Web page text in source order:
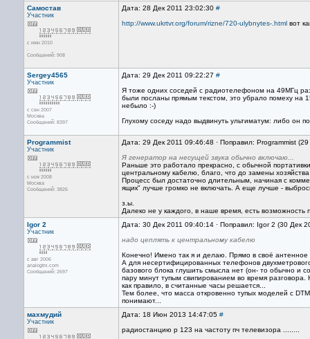
Самостав
Участник
с июн 2010
.
Сообщений: 908
Дата: 28 Дек 2011 23:02:30 #
http://www.ukrtvr.org/forum/rizne/720-ulybnytes-.html вот
Sergey4565
Участник
с сен 2007
Москва
Сообщений: 8397
Дата: 29 Дек 2011 09:22:27 #
Я тоже одних соседей с радиотелефоном на 49МГц
были посланы прямым текстом, это убрало помеху на
небыло :-)
Глухому соседу надо выдвинуть ультиматум: либо он
Programmist
Участник
с ноя 2008
Москва
Сообщений: 3826
Дата: 29 Дек 2011 09:46:48 · Поправил: Programmist
Я генератор на несущей звука обычно включаю...
Раньше это работало прекрасно, с обычной
центральному кабелю, благо, что до замены
Процесс был достаточно длительным, начиная с
ящик" лучше громко не включать. А еще лучше -
з.ы.
Далеко не у каждого, в наше время, есть возможность
Igor 2
Участник
с авг 2006
analogtrx.com
Сообщений: 2697
Дата: 30 Дек 2011 09:40:14 · Поправил: Igor 2 (30 Дек
надо цеплять к центральному кабелю
Конечно! Имено так я и делаю. Прямо в своё антенное
А для несертифицированных телефонов
базового блока глушить смысла нет (он- то обычно и
пару минут тупым свипированием во время
как правило, в считанные часы решается...
Тем более, что масса откровенно тупых моделей с
понимают...
махмудий
Участник
Дата: 18 Июн 2013 14:47:05 #
радиостанцию р 123 на частоту пч телевизора ........